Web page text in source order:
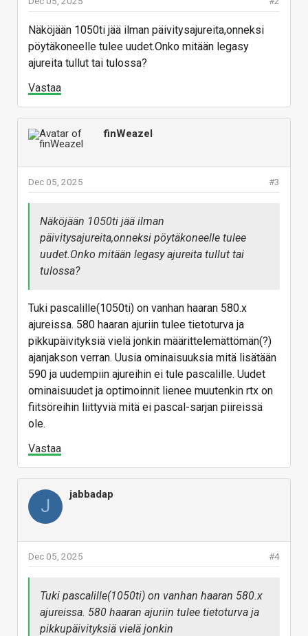
Näköjään 1050ti jää ilman päivitysajureita,onneksi
pöytäkoneelle tulee uudet.Onko mitään legasy
ajureita tullut tai tulossa?
Vastaa
finWeazel
#3
Dec 05, 2025
Näköjään 1050ti jää ilman
päivitysajureita,onneksi pöytäkoneelle tulee
uudet.Onko mitään legasy ajureita tullut tai
tulossa?
Tuki pascalille(1050ti) on vanhan haaran 580.x
ajureissa. 580 haaran ajuriin tulee tietoturva ja
pikkupäivityksiä vielä jonkin määrittelemättömän(?)
ajanjakson verran. Uusia ominaisuuksia mitä lisätään
590 ja uudempiin ajureihin ei tule pascalille. Uudet
ominaisuudet ja optimoinnit lienee muutenkin rtx on
fiitsöreihin liittyviä mitä ei pascal-sarjan piireissä
ole.
Vastaa
J
jabbadap
#4
Dec 05, 2025
Tuki pascalille(1050ti) on vanhan haaran 580.x
ajureissa. 580 haaran ajuriin tulee tietoturva ja
pikkupäivityksiä vielä jonkin